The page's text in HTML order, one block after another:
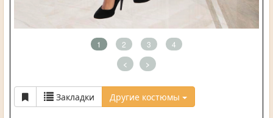
1 2 3 4
< >
Закладки Другие костюмы